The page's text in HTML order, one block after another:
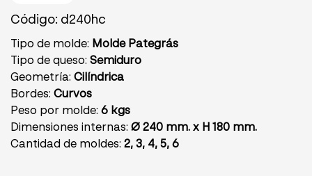
Código: d240hc
Tipo de molde: Molde Pategrás
Tipo de queso: Semiduro
Geometría: Cilíndrica
Bordes: Curvos
Peso por molde: 6 kgs
Dimensiones internas: Ø 240 mm. x H 180 mm.
Cantidad de moldes: 2, 3, 4, 5, 6